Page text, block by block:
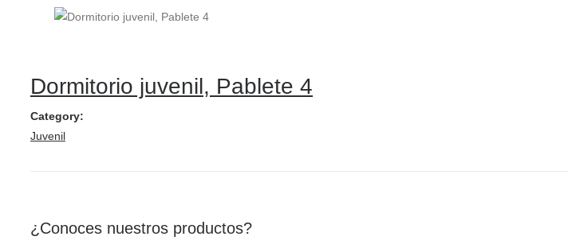
Dormitorio juvenil, Pablete 4
Category:
Juvenil
¿Conoces nuestros productos?